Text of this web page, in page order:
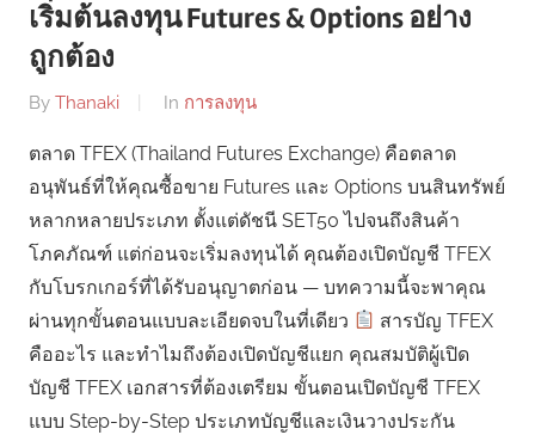
เริ่มต้นลงทุน Futures & Options อย่าง
ถูกต้อง
By Thanaki In การลงทุน
ตลาด TFEX (Thailand Futures Exchange) คือตลาด
อนุพันธ์ที่ให้คุณซื้อขาย Futures และ Options บนสินทรัพย์
หลากหลายประเภท ตั้งแต่ดัชนี SET50 ไปจนถึงสินค้า
โภคภัณฑ์ แต่ก่อนจะเริ่มลงทุนได้ คุณต้องเปิดบัญชี TFEX
กับโบรกเกอร์ที่ได้รับอนุญาตก่อน — บทความนี้จะพาคุณ
ผ่านทุกขั้นตอนแบบละเอียดจบในที่เดียว
สารบัญ TFEX
คืออะไร และทำไมถึงต้องเปิดบัญชีแยก คุณสมบัติผู้เปิด
บัญชี TFEX เอกสารที่ต้องเตรียม ขั้นตอนเปิดบัญชี TFEX
แบบ Step-by-Step ประเภทบัญชีและเงินวางประกัน